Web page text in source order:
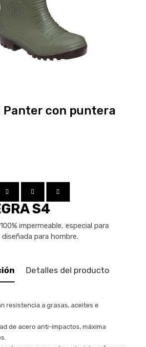
Panter con puntera
S4
impermeable, especial para
para hombre.
Detalles del producto
resistencia a grasas, aceites e
de acero anti-impactos, máxima